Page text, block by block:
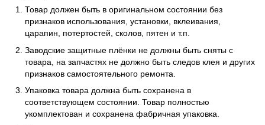
Товар должен быть в оригинальном состоянии без
признаков использования, установки, вклеивания,
царапин, потертостей, сколов, пятен и т.п.
Заводские защитные плёнки не должны быть сняты с
товара, на запчастях не должно быть следов клея и других
признаков самостоятельного ремонта.
Упаковка товара должна быть сохранена в
соответствующем состоянии. Товар полностью
укомплектован и сохранена фабричная упаковка.